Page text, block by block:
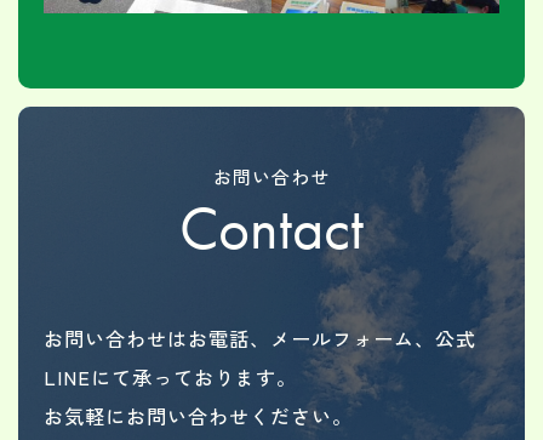
お問い合わせ
Contact
お問い合わせはお電話、メールフォーム、公式
LINEにて承っております。
お気軽にお問い合わせください。